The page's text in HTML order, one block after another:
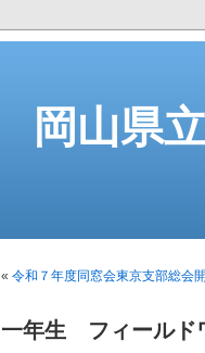
岡山県
« 令和７年度同窓会東京支部総会
一年生 フィールド